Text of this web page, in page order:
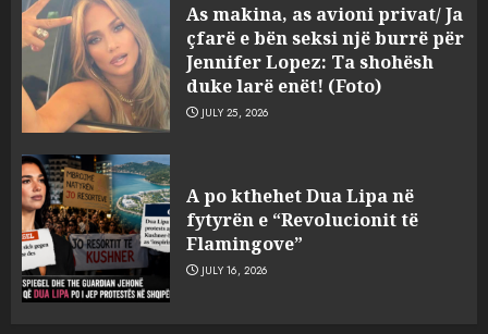
As makina, as avioni privat/ Ja
çfarë e bën seksi një burrë për
Jennifer Lopez: Ta shohësh
duke larë enët! (Foto)
JULY 25, 2026
A po kthehet Dua Lipa në
fytyrën e “Revolucionit të
Flamingove”
JULY 16, 2026
3
mbushja me libra” – Banka e
Shqipërisë në betejë për të
kthyer 713 milionë lekët e
grabitura nga dy ish-
punonjësit e vet